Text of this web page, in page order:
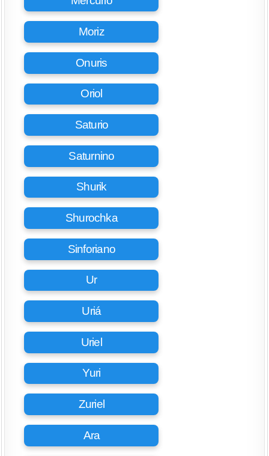
Moriz
Onuris
Oriol
Saturio
Saturnino
Shurik
Shurochka
Sinforiano
Ur
Uriá
Uriel
Yuri
Zuriel
Ara